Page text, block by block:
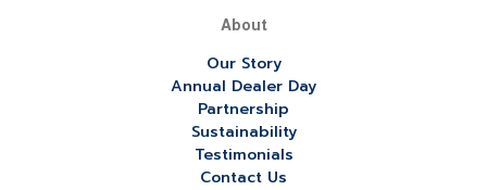
About
Our Story
Annual Dealer Day
Partnership
Sustainability
Testimonials
Contact Us